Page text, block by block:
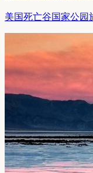
美国死亡谷国家公园